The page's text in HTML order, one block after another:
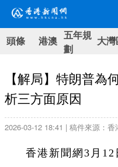
頭條 港澳 五年規
劃
大
【解局】特朗普為
析三方面原因
2026-03-12 18:41 | 稿件來源：香
香港新聞網3月